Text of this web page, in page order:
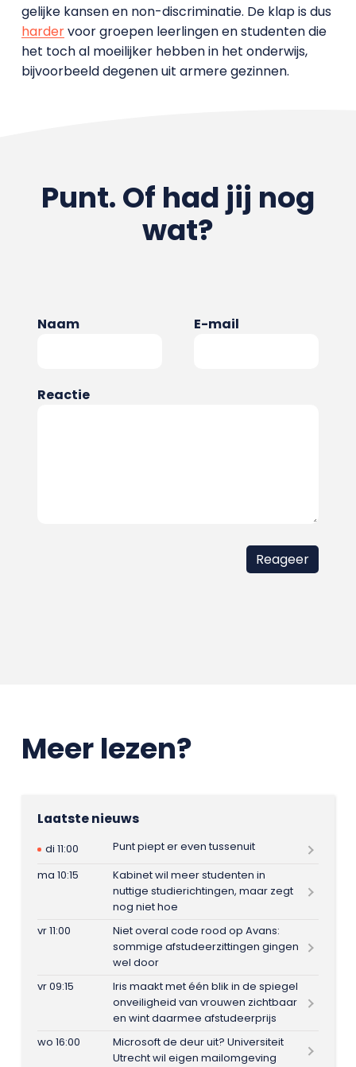
gelijke kansen en non-discriminatie. De klap is dus
hardervoor groepen leerlingen en studenten die
het toch al moeilijker hebben in het onderwijs,
bijvoorbeeld degenen uit armere gezinnen.
Punt. Of had jij nog
wat?
Naam E-mail
Reactie
Meer lezen?
Laatste nieuws
di 11:00
Punt piept er even tussenuit
ma 10:15
Kabinet wil meer studenten in
nuttige studierichtingen, maar zegt
nog niet hoe
vr 11:00
Niet overal code rood op Avans:
sommige afstudeerzittingen gingen
wel door
vr 09:15
Iris maakt met één blik in de spiegel
onveiligheid van vrouwen zichtbaar
en wint daarmee afstudeerprijs
wo 16:00
Microsoft de deur uit? Universiteit
Utrecht wil eigen mailomgeving